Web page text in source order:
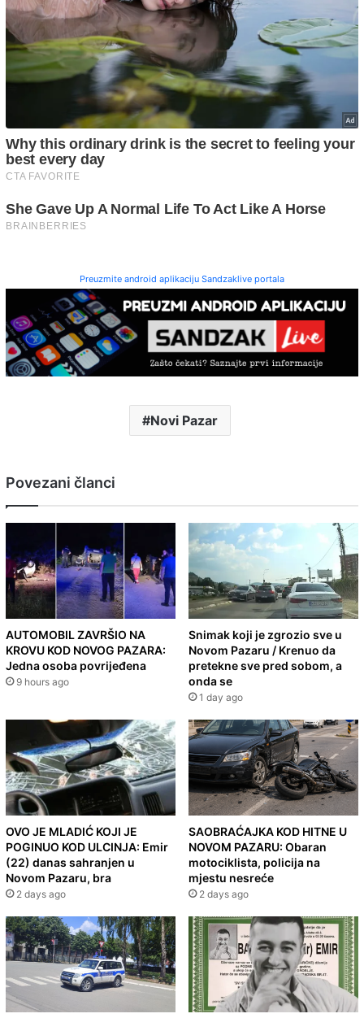
Preuzmite android aplikaciju Sandzaklive portala
Novi Pazar
Povezani članci
AUTOMOBIL ZAVRŠIO NA
KROVU KOD NOVOG PAZARA:
Jedna osoba povrijeđena
9 hours ago
Snimak koji je zgrozio sve u
Novom Pazaru / Krenuo da
pretekne sve pred sobom, a
onda se
1 day ago
OVO JE MLADIĆ KOJI JE
POGINUO KOD ULCINJA: Emir
(22) danas sahranjen u
Novom Pazaru, bra
2 days ago
SAOBRAĆAJKA KOD HITNE U
NOVOM PAZARU: Obaran
motociklista, policija na
mjestu nesreće
2 days ago